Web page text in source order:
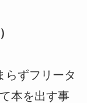
らずフリータ
本を出す事